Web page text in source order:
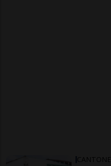
CANTONE